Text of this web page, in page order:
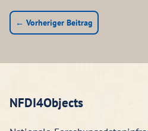
← Vorheriger Beitrag
NFDI4Objects